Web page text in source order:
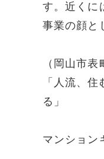
す。近くに
事業の顔と
（岡山市
「人流、
る」
マンション